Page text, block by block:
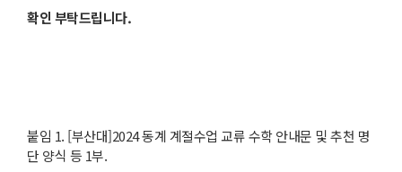
확인 부탁드립니다.
붙임 1. [부산대]2024 동계 계절수업 교류 수학 안내문 및 추천 명
단 양식 등 1부.